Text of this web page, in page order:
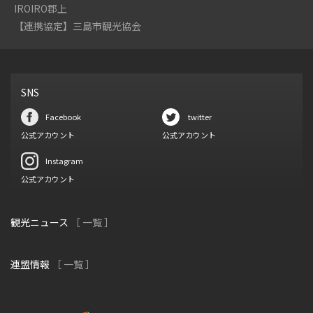
IROIRO郡上
【連携協定】三島市観光協会
SNS
Facebook
公式アカウント
twitter
公式アカウント
Instagram
公式アカウント
観光ニュース ［ 一覧 ］
連盟情報 ［ 一覧 ］